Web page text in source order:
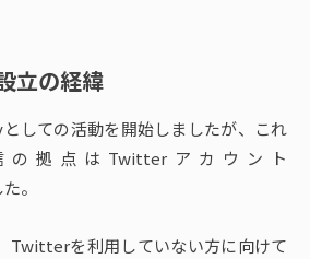
立の経緯
しての活動を開始しましたが、これ
の拠点はTwitterアカウント
。
Twitterを利用していない方に向けて